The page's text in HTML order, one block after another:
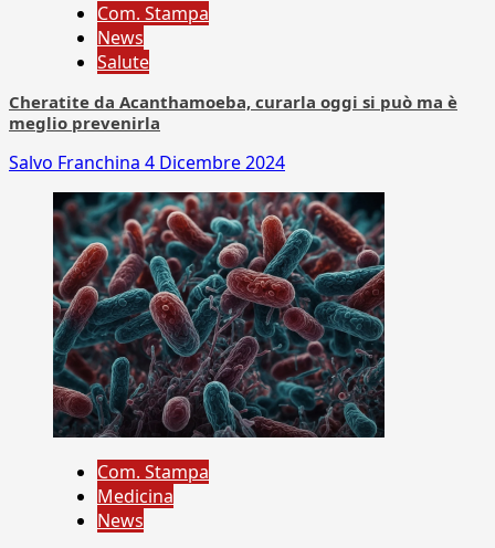
Com. Stampa
News
Salute
Cheratite da Acanthamoeba, curarla oggi si può ma è
meglio prevenirla
Salvo Franchina 4 Dicembre 2024
Com. Stampa
Medicina
News